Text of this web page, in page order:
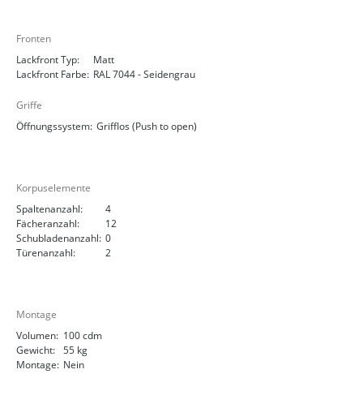
Fronten
Lackfront Typ:
Matt
Lackfront Farbe: RAL 7044 - Seidengrau
Griffe
Öffnungssystem: Grifflos (Push to open)
Korpuselemente
Spaltenanzahl:
4
Fächeranzahl:
12
Schubladenanzahl: 0
Türenanzahl:
2
Montage
Volumen: 100 cdm
Gewicht: 55 kg
Montage: Nein